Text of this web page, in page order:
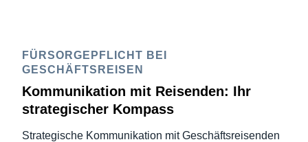
FÜRSORGEPFLICHT BEI
GESCHÄFTSREISEN
Kommunikation mit Reisenden: Ihr
strategischer Kompass
Strategische Kommunikation mit Geschäftsreisenden